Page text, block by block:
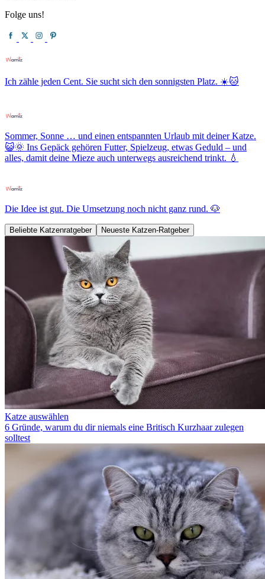
Folge uns!
Ich zähle jeden Cent. Sie sucht sich den sonnigsten Platz. ☀️🐱
Sommer, Sonne … und einen entspannten Urlaub mit deiner Katze.
😺🌞 Ins Gepäck gehören Futter, Spielzeug, etwas Geduld – und
alles, damit deine Mieze auch unterwegs ausreichend trinkt. 💧
Die Idee ist gut. Die Umsetzung noch nicht ganz rund. 🐶
Beliebte Katzenratgeber Neueste Katzen-Ratgeber
Katze auswählen
6 Gründe, warum du dir niemals eine Britisch Kurzhaar zulegen
solltest